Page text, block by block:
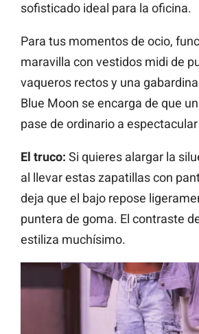
sofisticado ideal para la oficina.
Para tus momentos de ocio,
maravilla con vestidos midi de
vaqueros rectos y una
Blue Moon se encarga de que
pase de ordinario a
El truco: Si quieres alargar la
al llevar estas zapatillas con
deja que el bajo repose
puntera de goma. El contraste
estiliza muchísimo.